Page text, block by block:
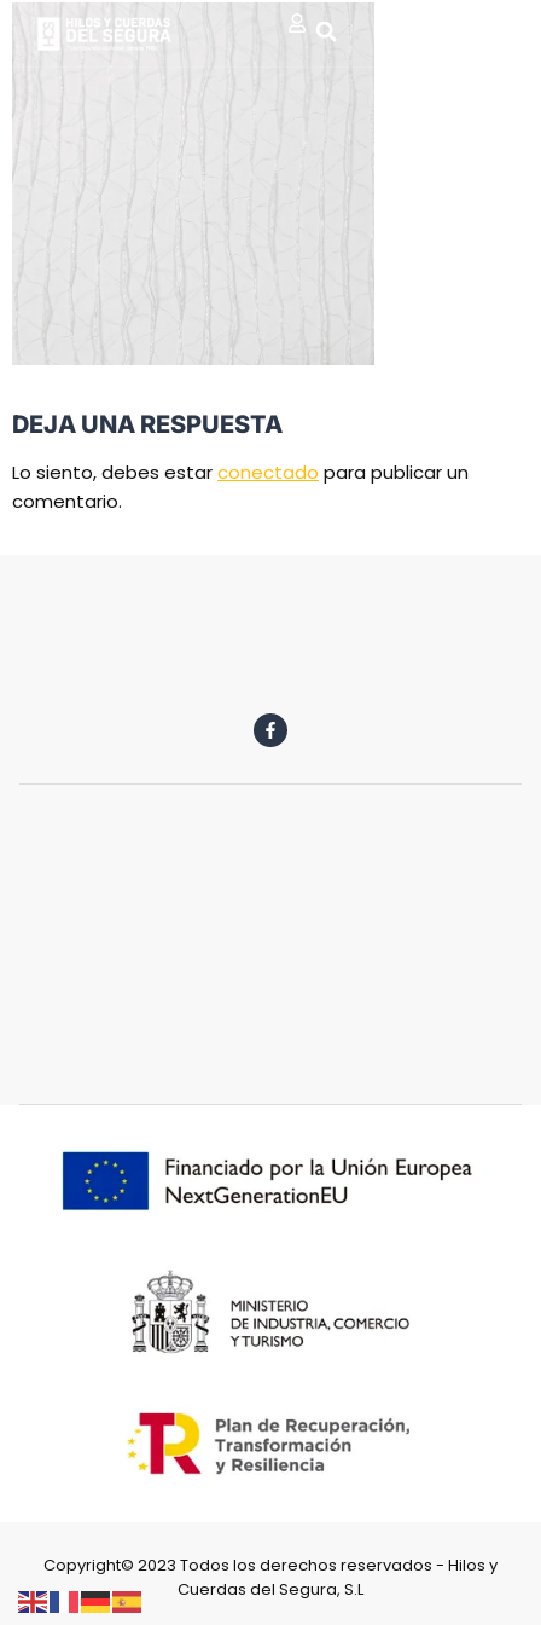
DEJA UNA RESPUESTA
Lo siento, debes estarconectado para publicar un
comentario.
Copyright© 2023 Todos los derechos reservados - Hilos y
Cuerdas del Segura, S.L